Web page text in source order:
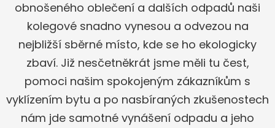
obnošeného oblečení a dalších odpadů naši
kolegové snadno vynesou a odvezou na
nejbližší sběrné místo, kde se ho ekologicky
zbaví. Již nesčetněkrát jsme měli tu čest,
pomoci našim spokojeným zákazníkům s
vyklízením bytu a po nasbíraných zkušenostech
nám jde samotné vynášení odpadu a jeho